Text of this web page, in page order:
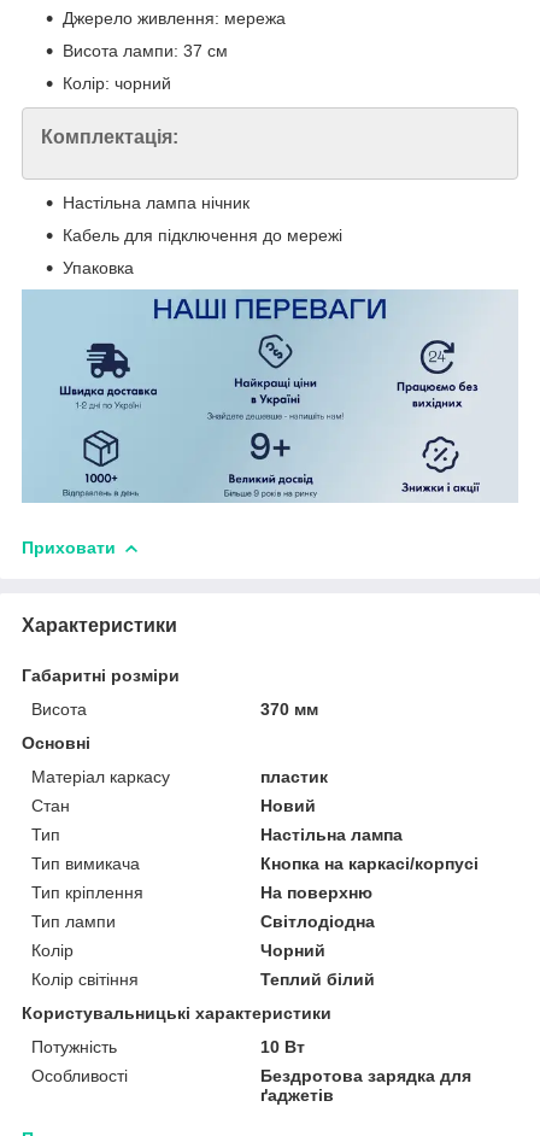
Джерело живлення: мережа
Висота лампи: 37 см
Колір: чорний
Комплектація:
Настільна лампа нічник
Кабель для підключення до мережі
Упаковка
Приховати
Характеристики
Габаритні розміри
Висота
370 мм
Основні
Матеріал каркасу
пластик
Стан
Новий
Тип
Настільна лампа
Тип вимикача
Кнопка на каркасі/корпусі
Тип кріплення
На поверхню
Тип лампи
Світлодіодна
Колір
Чорний
Колір світіння
Теплий білий
Користувальницькі характеристики
Потужність
10 Вт
Особливості
Бездротова зарядка для
ґаджетів